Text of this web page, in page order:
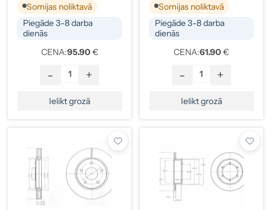
Somijas noliktavā
Piegāde 3-8 darba
dienās
CENA:95.90 €
- +
Ielikt grozā
Somijas noliktavā
Piegāde 3-8 darba
dienās
CENA:61.90 €
- +
Ielikt grozā